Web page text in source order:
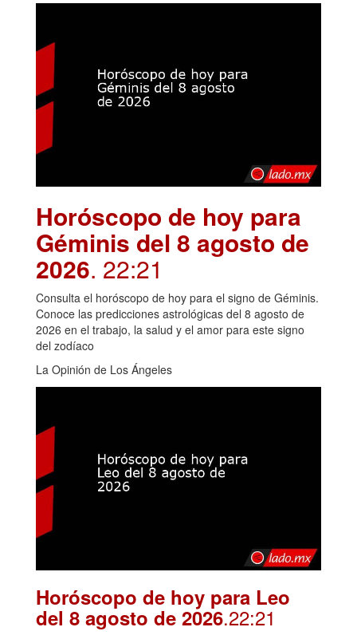
Horóscopo de hoy para
Géminis del 8 agosto de
2026. 22:21
Consulta el horóscopo de hoy para el signo de Géminis.
Conoce las predicciones astrológicas del 8 agosto de
2026 en el trabajo, la salud y el amor para este signo
del zodíaco
La Opinión de Los Ángeles
Horóscopo de hoy para Leo
del 8 agosto de 2026.22:21